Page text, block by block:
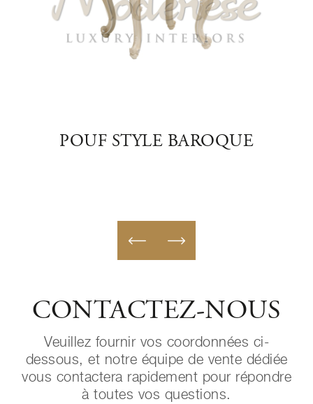
POUF STYLE BAROQUE
CONTACTEZ-NOUS
Veuillez fournir vos coordonnées ci-
dessous, et notre équipe de vente dédiée
vous contactera rapidement pour répondre
à toutes vos questions.